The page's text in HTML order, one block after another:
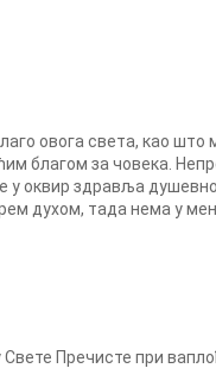
овога света, као што
благом за човека.
оквир здравља
духом, тада нема у
Свете Пречисте при